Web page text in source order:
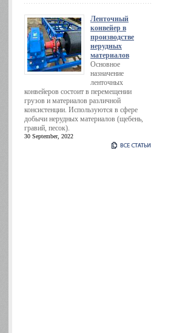
Ленточный
конвейер в
производстве
нерудных
материалов
Основное
назначение
ленточных
конвейеров состоит в перемещении
грузов и материалов различной
консистенции. Используются в сфере
добычи нерудных материалов (щебень,
гравий, песок).
30 September, 2022